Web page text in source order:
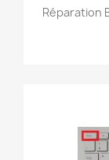
Réparation